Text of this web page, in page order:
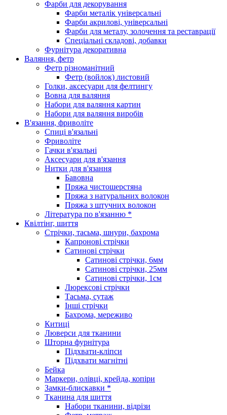
Фарби для декорування
Фарби металік універсальні
Фарби акрилові, універсальні
Фарби для металу, золочення та реставрації
Спеціальні складові, добавки
Фурнітура декоративна
Валяння, фетр
Фетр різноманітний
Фетр (войлок) листовий
Голки, аксесуари для фелтингу
Вовна для валяння
Набори для валяння картин
Набори для валяння виробів
В'язання, фриволіте
Спиці в'язальні
Фриволіте
Гачки в'язальні
Аксесуари для в'язання
Нитки для в'язання
Бавовна
Пряжа чистошерстяна
Пряжа з натуральних волокон
Пряжа з штучних волокон
Література по в'язанню *
Квілтінг, шиття
Стрічки, тасьма, шнури, бахрома
Капронові стрічки
Сатинові стрічки
Сатинові стрічки, 6мм
Сатинові стрічки, 25мм
Сатинові стрічки, 1см
Люрексові стрічки
Тасьма, сутаж
Інші стрічки
Бахрома, мереживо
Китиці
Люверси для тканини
Шторна фурнітура
Підхвати-кліпси
Підхвати магнітні
Бейка
Маркери, олівці, крейда, копіри
Замки-блискавки *
Тканина для шиття
Набори тканини, відрізи